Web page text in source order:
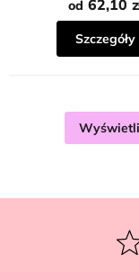
od 62,10
Szczegóły